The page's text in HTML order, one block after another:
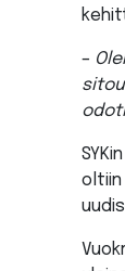
–
oltiin